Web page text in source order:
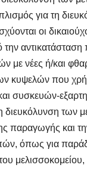
για τη
οι
αντικατάσταση
με νέες ή/και
κυψελών που
συσκευών-
διευκόλυνση των
παραγωγής και
όπως για
μελισσοκομείου,